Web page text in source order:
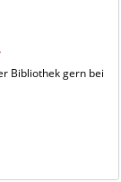
Bibliothek gern bei